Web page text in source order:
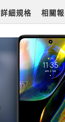
詳細規格 相關